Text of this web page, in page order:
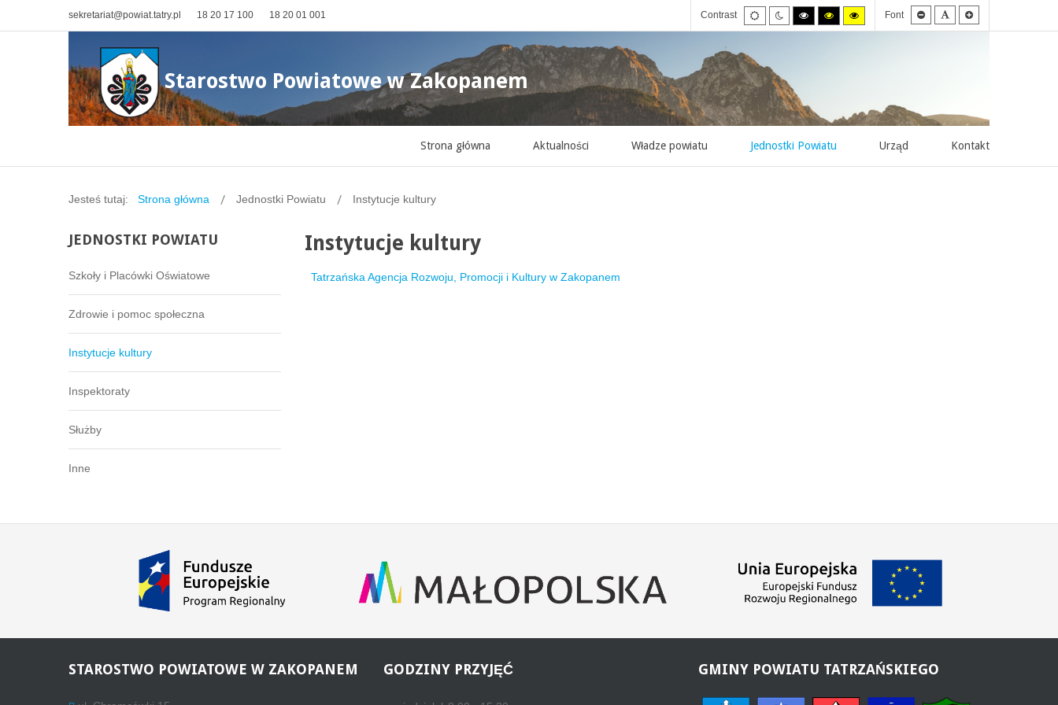
sekretariat@powiat.tatry.pl 18 20 17 100 18 20 01 001 Contrast
Default
mode
Night
mode
High
contrast
black/white
High
contrast
black/yellow
High
contrast
yellow/black
Font
Smaller
font
Default
font
Starostwo Powiatowe w Zakopanem
Strona główna Aktualności Władze powiatu Jednostki Powiatu Urząd Kontakt
Jesteś tutaj: Strona główna Jednostki Powiatu Instytucje kultury
Instytucje kultury
Tatrzańska Agencja Rozwoju, Promocji i Kultury w Zakopanem
JEDNOSTKI POWIATU
Szkoły i Placówki Oświatowe
Zdrowie i pomoc społeczna
Instytucje kultury
Inspektoraty
Służby
Inne
STAROSTWO POWIATOWE W ZAKOPANEM GODZINY PRZYJĘĆ GMINY POWIATU TATRZAŃSKIEGO